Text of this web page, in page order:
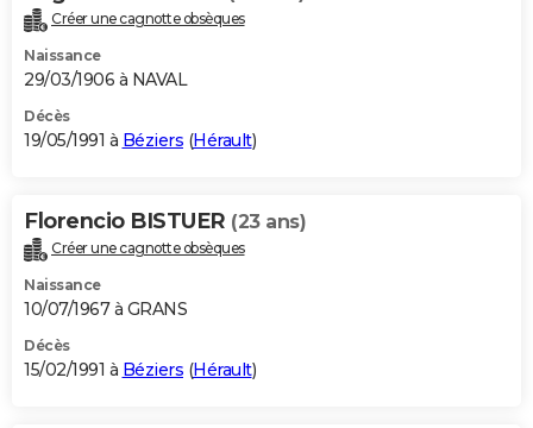
Créer une cagnotte obsèques
Naissance
29/03/1906 à NAVAL
Décès
19/05/1991 à Béziers (Hérault)
Florencio BISTUER (23 ans)
Créer une cagnotte obsèques
Naissance
10/07/1967 à GRANS
Décès
15/02/1991 à Béziers (Hérault)